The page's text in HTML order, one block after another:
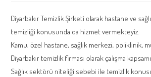
Diyarbakır Temizlik Şirketi olarak hastane ve
temizliği konusunda da hizmet vermekteyiz.
Kamu, özel hastane, sağlık merkezi, poliklinik,
Diyarbakır temizlik firması olarak çalışma
Sağlık sektörü niteliği sebebi ile temizlik